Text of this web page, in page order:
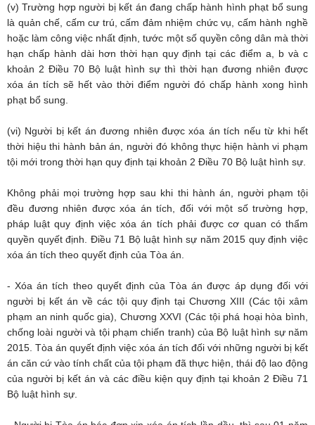
(v) Trường hợp người bị kết án đang chấp hành hình phạt bổ sung
là quản chế, cấm cư trú, cấm đảm nhiệm chức vụ, cấm hành nghề
hoặc làm công việc nhất định, tước một số quyền công dân mà thời
hạn chấp hành dài hơn thời hạn quy định tại các điểm a, b và c
khoản 2 Điều 70 Bộ luật hình sự thì thời hạn đương nhiên được
xóa án tích sẽ hết vào thời điểm người đó chấp hành xong hình
phạt bổ sung.
(vi) Người bị kết án đương nhiên được xóa án tích nếu từ khi hết
thời hiệu thi hành bản án, người đó không thực hiện hành vi phạm
tội mới trong thời hạn quy định tại khoản 2 Điều 70 Bộ luật hình sự.
Không phải mọi trường hợp sau khi thi hành án, người phạm tội
đều đương nhiên được xóa án tích, đối với một số trường hợp,
pháp luật quy định việc xóa án tích phải được cơ quan có thẩm
quyền quyết định. Điều 71 Bộ luật hình sự năm 2015 quy định việc
xóa án tích theo quyết định của Tòa án.
- Xóa án tích theo quyết định của Tòa án được áp dụng đối với
người bị kết án về các tội quy định tại Chương XIII (Các tội xâm
phạm an ninh quốc gia), Chương XXVI (Các tội phá hoại hòa bình,
chống loài người và tội phạm chiến tranh) của Bộ luật hình sự năm
2015. Tòa án quyết định việc xóa án tích đối với những người bị kết
án căn cứ vào tính chất của tội phạm đã thực hiện, thái độ lao động
của người bị kết án và các điều kiện quy định tại khoản 2 Điều 71
Bộ luật hình sự.